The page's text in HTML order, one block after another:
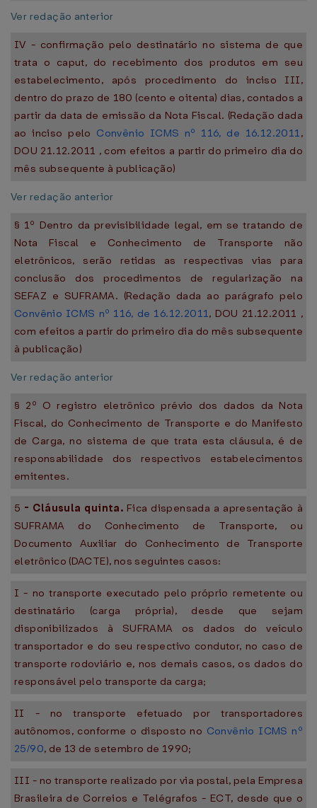
Ver redação anterior
IV - confirmação pelo destinatário no sistema de que
trata o caput, do recebimento dos produtos em seu
estabelecimento, após procedimento do inciso III,
dentro do prazo de 180 (cento e oitenta) dias, contados a
partir da data de emissão da Nota Fiscal. (Redação dada
ao inciso pelo Convênio ICMS nº 116, de 16.12.2011,
DOU 21.12.2011 , com efeitos a partir do primeiro dia do
mês subsequente à publicação)
Ver redação anterior
§ 1º Dentro da previsibilidade legal, em se tratando de
Nota Fiscal e Conhecimento de Transporte não
eletrônicos, serão retidas as respectivas vias para
conclusão dos procedimentos de regularização na
SEFAZ e SUFRAMA. (Redação dada ao parágrafo pelo
Convênio ICMS nº 116, de 16.12.2011, DOU 21.12.2011 ,
com efeitos a partir do primeiro dia do mês subsequente
à publicação)
Ver redação anterior
§ 2º O registro eletrônico prévio dos dados da Nota
Fiscal, do Conhecimento de Transporte e do Manifesto
de Carga, no sistema de que trata esta cláusula, é de
responsabilidade dos respectivos estabelecimentos
emitentes.
5 - Cláusula quinta. Fica dispensada a apresentação à
SUFRAMA do Conhecimento de Transporte, ou
Documento Auxiliar do Conhecimento de Transporte
eletrônico (DACTE), nos seguintes casos:
I - no transporte executado pelo próprio remetente ou
destinatário (carga própria), desde que sejam
disponibilizados à SUFRAMA os dados do veículo
transportador e do seu respectivo condutor, no caso de
transporte rodoviário e, nos demais casos, os dados do
responsável pelo transporte da carga;
II - no transporte efetuado por transportadores
autônomos, conforme o disposto no Convênio ICMS nº
25/90, de 13 de setembro de 1990;
III - no transporte realizado por via postal, pela Empresa
Brasileira de Correios e Telégrafos - ECT, desde que o